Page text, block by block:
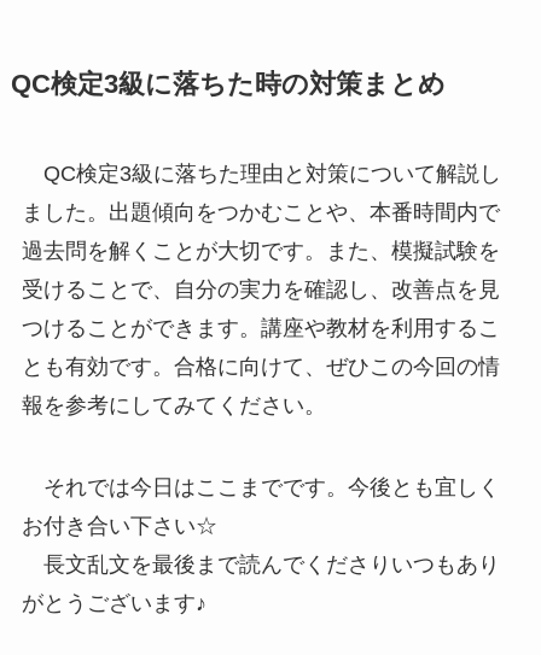
QC検定3級に落ちた時の対策まとめ
QC検定3級に落ちた理由と対策について解説し
ました。出題傾向をつかむことや、本番時間内で
過去問を解くことが大切です。また、模擬試験を
受けることで、自分の実力を確認し、改善点を見
つけることができます。講座や教材を利用するこ
とも有効です。合格に向けて、ぜひこの今回の情
報を参考にしてみてください。
それでは今日はここまでです。今後とも宜しく
お付き合い下さい☆
長文乱文を最後まで読んでくださりいつもあり
がとうございます♪